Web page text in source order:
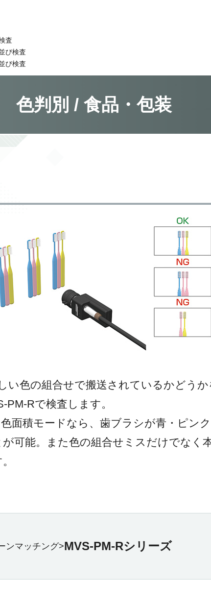
査
び検査
び検査
色判別 / 食品・包装
い色の組合せで搬送されているかどう
Rで検査します。
面積モードなら、歯ブラシが青・ピン
可能。また色の組合せミスだけでなく
ンマッチング>MVS-PM-Rシリーズ